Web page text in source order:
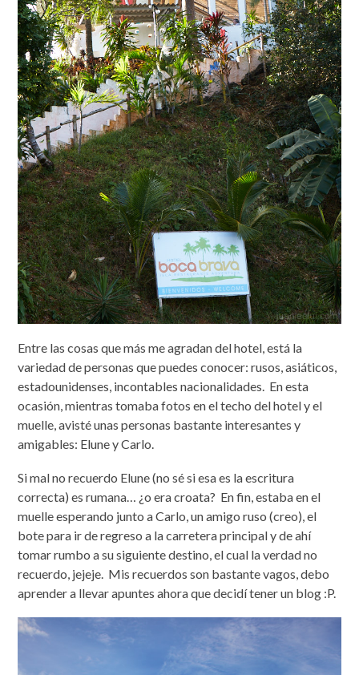
Entre las cosas que más me agradan del hotel, está la
variedad de personas que puedes conocer: rusos, asiáticos,
estadounidenses, incontables nacionalidades. En esta
ocasión, mientras tomaba fotos en el techo del hotel y el
muelle, avisté unas personas bastante interesantes y
amigables: Elune y Carlo.
Si mal no recuerdo Elune (no sé si esa es la escritura
correcta) es rumana… ¿o era croata? En fin, estaba en el
muelle esperando junto a Carlo, un amigo ruso (creo), el
bote para ir de regreso a la carretera principal y de ahí
tomar rumbo a su siguiente destino, el cual la verdad no
recuerdo, jejeje. Mis recuerdos son bastante vagos, debo
aprender a llevar apuntes ahora que decidí tener un blog :P.